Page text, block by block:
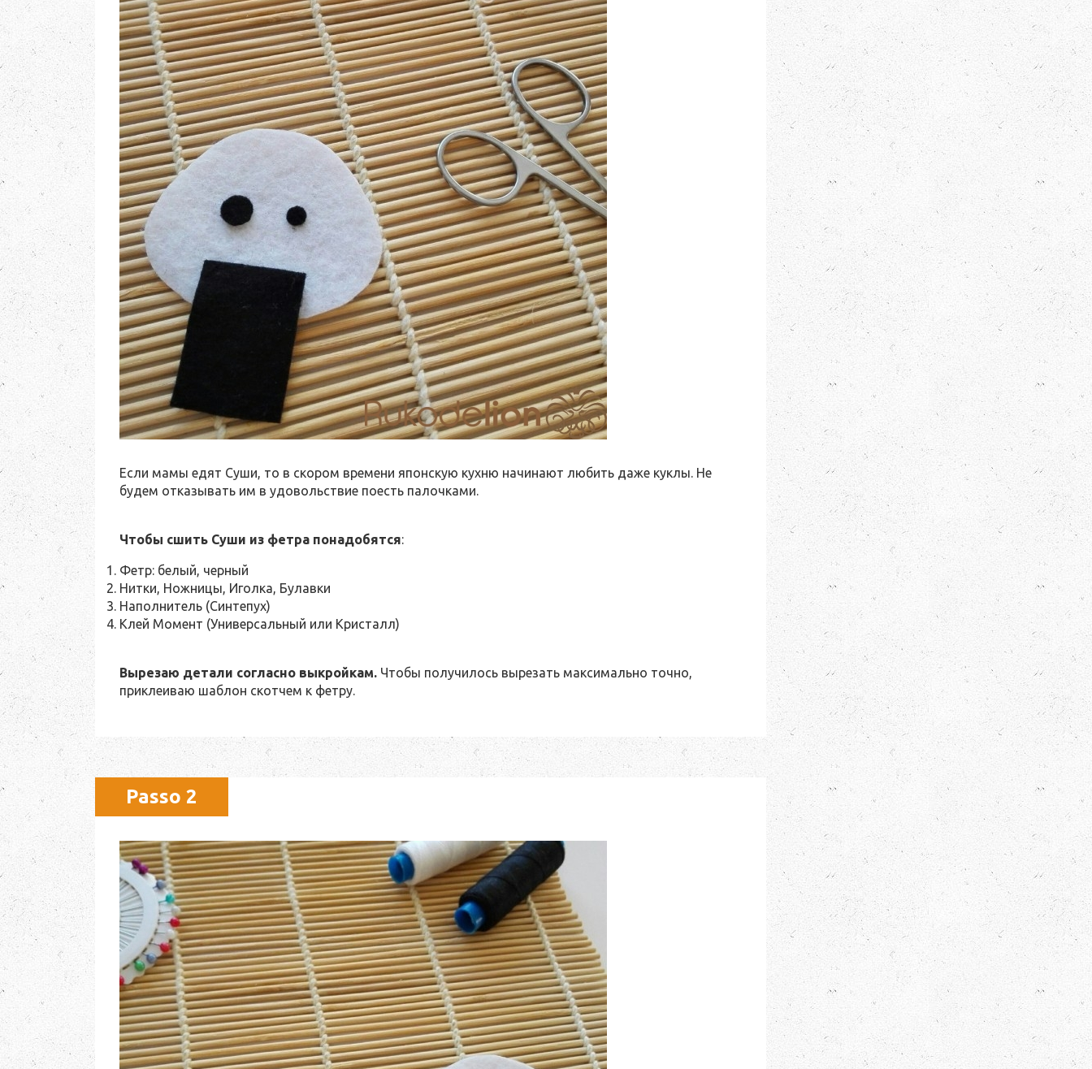
Если мамы едят Суши, то в скором времени японскую кухню начинают любить даже куклы. Не
будем отказывать им в удовольствие поесть палочками.
Чтобы сшить Суши из фетра понадобятся:
Фетр: белый, черный
Нитки, Ножницы, Иголка, Булавки
Наполнитель (Синтепух)
Клей Момент (Универсальный или Кристалл)
Вырезаю детали согласно выкройкам. Чтобы получилось вырезать максимально точно,
приклеиваю шаблон скотчем к фетру.
Passo 2